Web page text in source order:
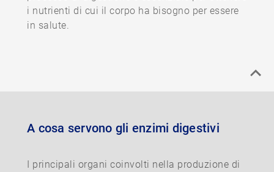
i nutrienti di cui il corpo ha bisogno per essere
in salute.
A cosa servono gli enzimi digestivi
I principali organi coinvolti nella produzione di